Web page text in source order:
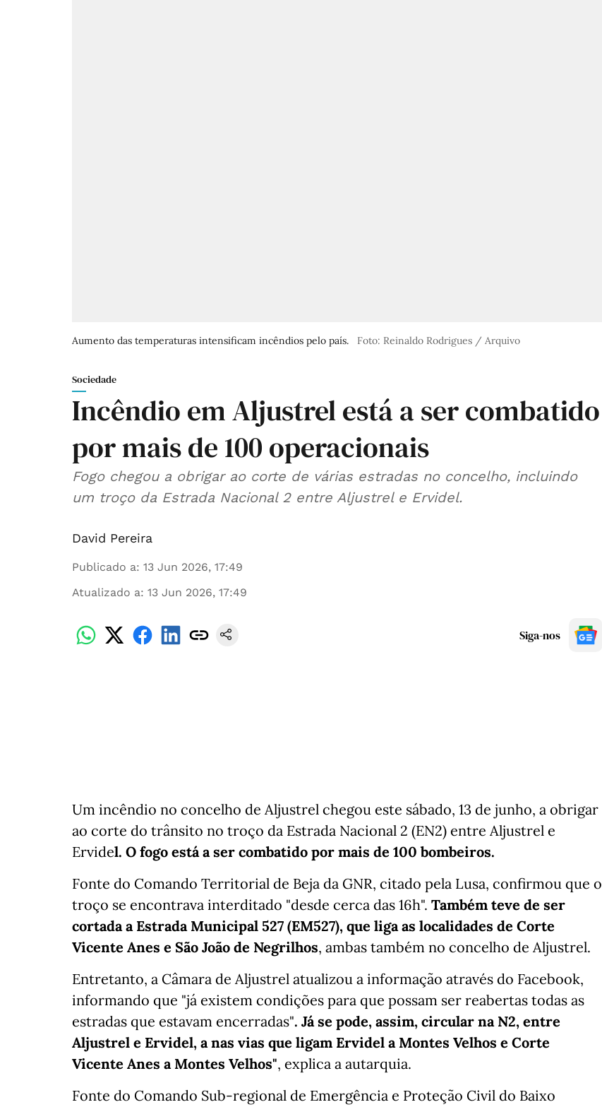
Aumento das temperaturas intensificam incêndios pelo país. Foto: Reinaldo Rodrigues / Arquivo
Sociedade
Incêndio em Aljustrel está a ser combatido
por mais de 100 operacionais
Fogo chegou a obrigar ao corte de várias estradas no concelho, incluindo
um troço da Estrada Nacional 2 entre Aljustrel e Ervidel.
David Pereira
Publicado a: 13 Jun 2026, 17:49
Atualizado a: 13 Jun 2026, 17:49
Siga-nos
Um incêndio no concelho de Aljustrel chegou este sábado, 13 de junho, a obrigar
ao corte do trânsito no troço da Estrada Nacional 2 (EN2) entre Aljustrel e
Ervidel. O fogo está a ser combatido por mais de 100 bombeiros.
Fonte do Comando Territorial de Beja da GNR, citado pela Lusa, confirmou que o
troço se encontrava interditado "desde cerca das 16h". Também teve de ser
cortada a Estrada Municipal 527 (EM527), que liga as localidades de Corte
Vicente Anes e São João de Negrilhos, ambas também no concelho de Aljustrel.
Entretanto, a Câmara de Aljustrel atualizou a informação através do Facebook,
informando que "já existem condições para que possam ser reabertas todas as
estradas que estavam encerradas". Já se pode, assim, circular na N2, entre
Aljustrel e Ervidel, a nas vias que ligam Ervidel a Montes Velhos e Corte
Vicente Anes a Montes Velhos", explica a autarquia.
Fonte do Comando Sub-regional de Emergência e Proteção Civil do Baixo